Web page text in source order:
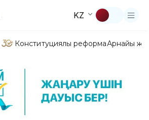
KZ
Конституциялық реформаАрнайы